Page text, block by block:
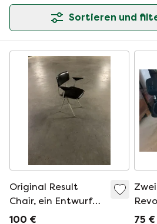
Sortieren und
Original Result
Chair, ein Entwurf
von Friso Kramer
100 €
75 €